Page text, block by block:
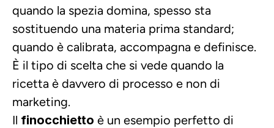
quando la spezia domina, spesso sta
sostituendo una materia prima standard;
quando è calibrata, accompagna e definisce.
È il tipo di scelta che si vede quando la
ricetta è davvero di processo e non di
marketing.
Il finocchietto è un esempio perfetto di